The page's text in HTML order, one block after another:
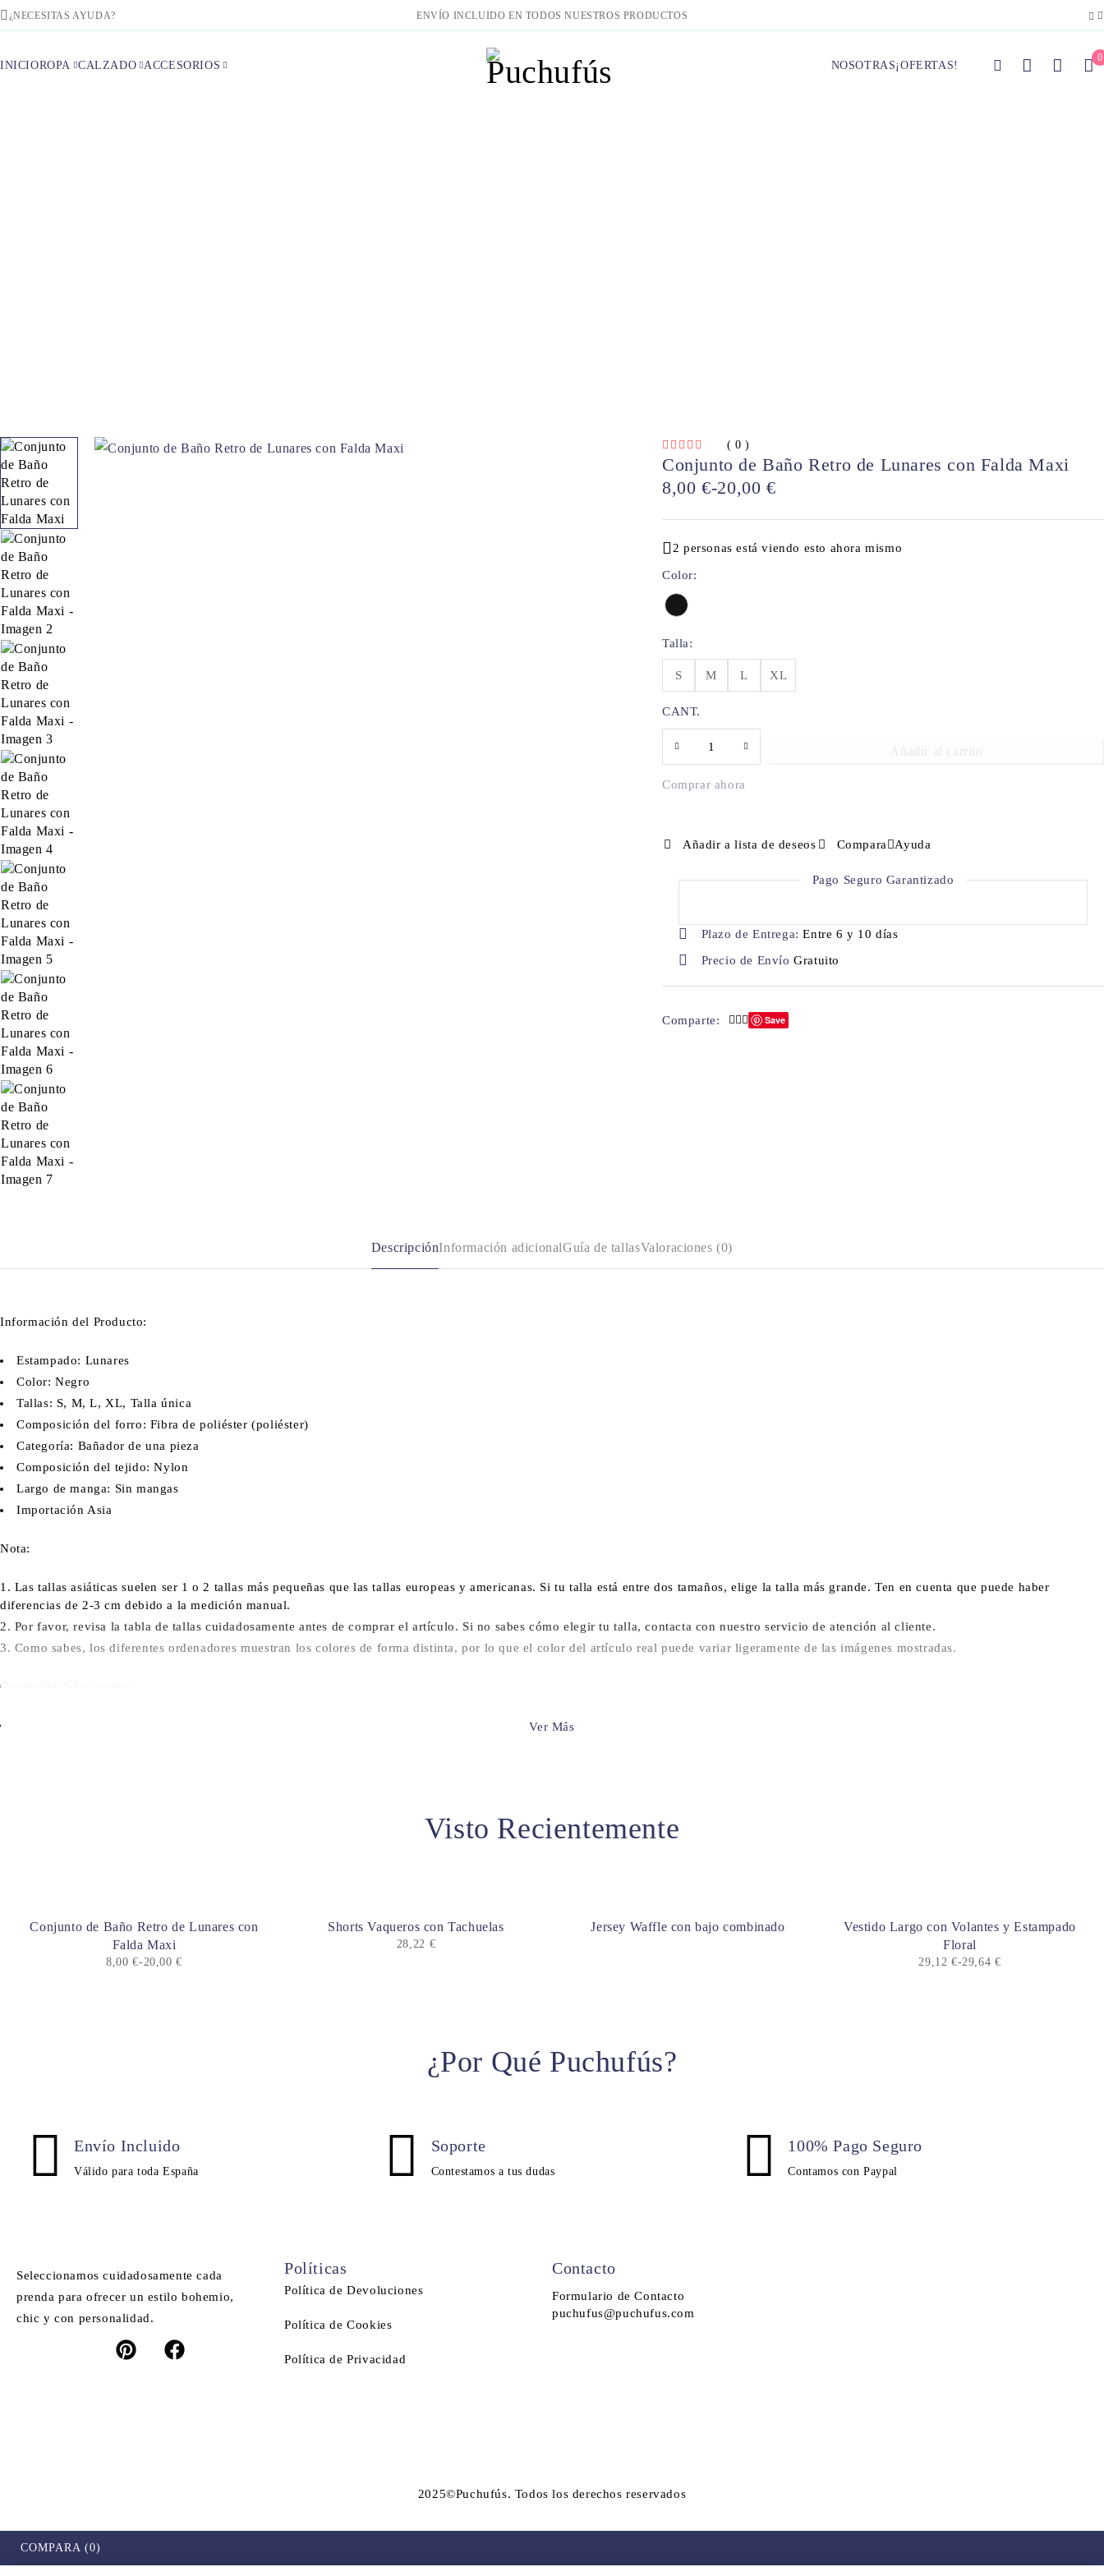
¿NECESITAS AYUDA? ENVÍO INCLUIDO EN TODOS NUESTROS PRODUCTOS
INICIOROPA CALZADO ACCESORIOS NOSOTRAS¡OFERTAS!
0
( 0 )
Conjunto de Baño Retro de Lunares con Falda Maxi
8,00€-20,00 €
2 personas está viendo esto ahora mismo
Color
Talla
S M L XL
CANT.
Añadir al carrito
Comprar ahora
Añadir a lista de deseos Compara Ayuda
Pago Seguro Garantizado
Plazo de Entrega: Entre 6 y 10 días
Precio de Envío Gratuito
Comparte: Save
DescripciónInformación adicionalGuía de tallasValoraciones (0)
Información del Producto:
Estampado: Lunares
Color: Negro
Tallas: S, M, L, XL, Talla única
Composición del forro: Fibra de poliéster (poliéster)
Categoría: Bañador de una pieza
Composición del tejido: Nylon
Largo de manga: Sin mangas
Importación Asia
Nota:
Las tallas asiáticas suelen ser 1 o 2 tallas más pequeñas que las tallas europeas y americanas. Si tu talla está entre dos tamaños, elige la talla más grande. Ten en cuenta que puede haber
diferencias de 2-3 cm debido a la medición manual.
Por favor, revisa la tabla de tallas cuidadosamente antes de comprar el artículo. Si no sabes cómo elegir tu talla, contacta con nuestro servicio de atención al cliente.
Como sabes, los diferentes ordenadores muestran los colores de forma distinta, por lo que el color del artículo real puede variar ligeramente de las imágenes mostradas.
Contenido del paquete:
Ver Más
Visto Recientemente
Conjunto de Baño Retro de Lunares con
Falda Maxi
8,00€-20,00€
Shorts Vaqueros con Tachuelas
28,22 €
Jersey Waffle con bajo combinado
Vestido Largo con Volantes y Estampado
Floral
29,12€-29,64 €
¿Por Qué Puchufús?
Envío Incluido
Válido para toda España
Soporte
Contestamos a tus dudas
100% Pago Seguro
Contamos con Paypal
Seleccionamos cuidadosamente cada
prenda para ofrecer un estilo bohemio,
chic y con personalidad.
Políticas
Política de Devoluciones
Política de Cookies
Política de Privacidad
Contacto
Formulario de Contacto
puchufus@puchufus.com
2025©Puchufús. Todos los derechos reservados
COMPARA (0)